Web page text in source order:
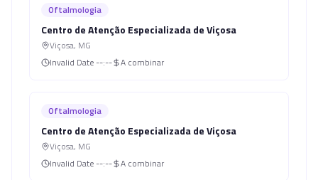
Oftalmologia
Centro de Atenção Especializada de Viçosa
Viçosa, MG
Invalid Date --:-- A combinar
Oftalmologia
Centro de Atenção Especializada de Viçosa
Viçosa, MG
Invalid Date --:-- A combinar